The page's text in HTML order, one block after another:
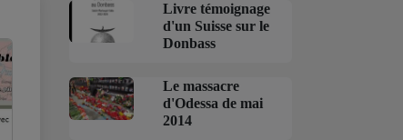
Livre témoignage
d'un Suisse sur le
Donbass
Le massacre
d'Odessa de mai
2014